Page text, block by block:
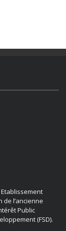
l’ancienne
Public
(FSD).